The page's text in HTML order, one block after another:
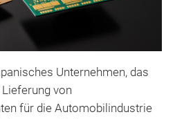
Unternehmen, das
von
für die Automobilindustrie